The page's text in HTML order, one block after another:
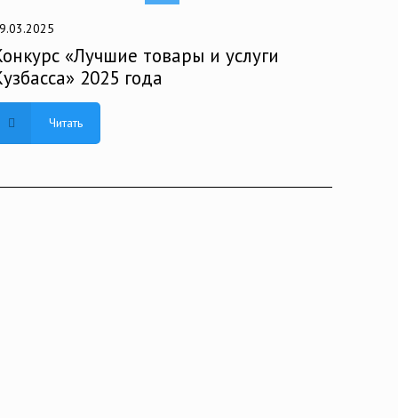
«Лучшие товары и услуги
2025 года
Читать